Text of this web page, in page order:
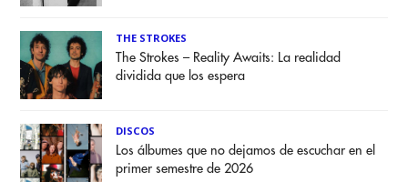
THE STROKES
The Strokes – Reality Awaits: La realidad
dividida que los espera
DISCOS
Los álbumes que no dejamos de escuchar en el
primer semestre de 2026